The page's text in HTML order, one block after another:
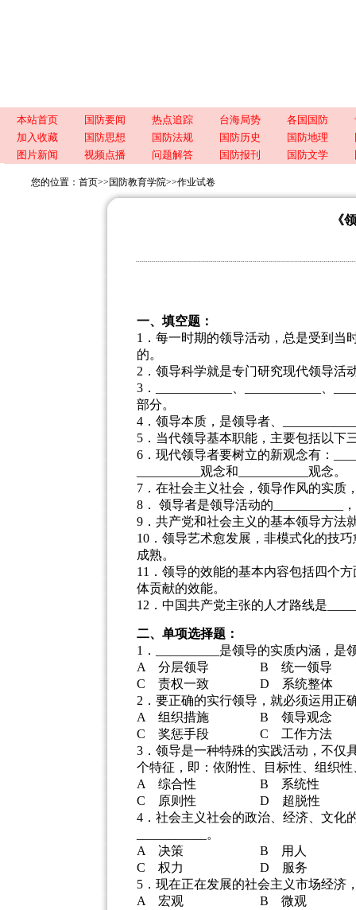
本站首页 国防要闻 热点追踪 台海局势 各国国防
加入收藏
国防思想 国防法规 国防历史 国防地理
图片新闻
视频点播 问题解答 国防报刊 国防文学
您的位置： 首页>> 国防教育学院>>作业试卷
《
一、填空题：
1．每一时期的领导活动，总是受到当
的。
2．领导科学就是专门研究现代领导活
3．____________、____________、
部分。
4．领导本质，是领导者、
5．当代领导基本职能，主要包括以下
6．现代领导者要树立的新观念有：
__________观念和___________观念。
7．在社会主义社会，领导作风的实质
8． 领导者是领导活动的___________
9．共产党和社会主义的基本领导方法
10．领导艺术愈发展，非模式化的技
成熟。
11．领导的效能的基本内容包括四个
体贡献的效能。
12．中国共产党主张的人才路线是
二、单项选择题：
1．__________是领导的实质内涵，是
A 分层领导 B 统一领导
C 责权一致 D 系统整体
2．要正确的实行领导，就必须运用正
A 组织措施 B 领导观念
C 奖惩手段 C 工作方法
3．领导是一种特殊的实践活动，不仅
个特征，即：依附性、目标性、组织性
A 综合性 B 系统性
C 原则性 D 超脱性
4．社会主义社会的政治、经济、文化
___________。
A 决策 B 用人
C 权力 D 服务
5．现在正在发展的社会主义市场经济
A 宏观 B 微观